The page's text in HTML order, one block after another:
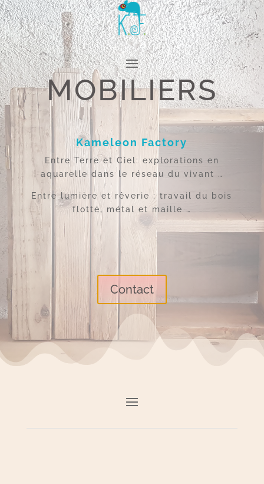
MOBILIERS
Kameleon Factory
Entre Terre et Ciel: explorations en
aquarelle dans le réseau du vivant …
Entre lumière et rêverie : travail du bois
flotté, métal et maille …
Contact